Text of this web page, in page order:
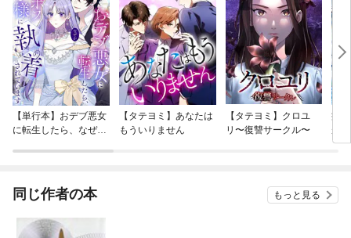
【単行本】おデブ悪女
に転生したら、なぜか
【タテヨミ】あなたは
もういりません
【タテヨミ】クロユ
リ〜復讐サークル〜
病
が
ぎ
同じ作者の本 もっと見る